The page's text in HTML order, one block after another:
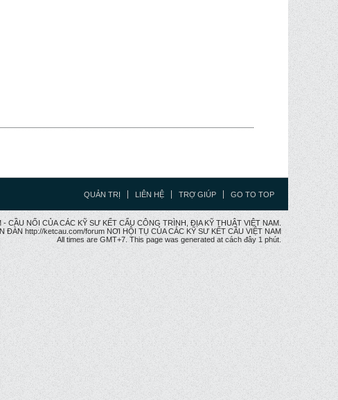
QUẢN TRỊ LIÊN HỆ TRỢ GIÚP GO TO TOP
CẦU NỐI CỦA CÁC KỸ SƯ KẾT CẤU CÔNG TRÌNH, ĐỊA KỸ THUẬT VIỆT NAM.
ĐÀN http://ketcau.com/forum NƠI HỘI TỤ CỦA CÁC KỸ SƯ KẾT CÂU VIỆT NAM
All times are GMT+7. This page was generated at cách đây 1 phút.